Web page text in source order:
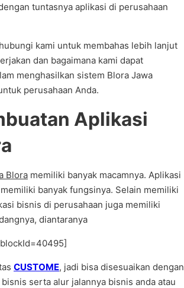
tuntasnya aplikasi di perusahaan
kami untuk membahas lebih lanjut
dan bagaimana kami dapat
menghasilkan sistem Blora Jawa
perusahaan Anda.
Aplikasi
Blora memiliki banyak macamnya. Aplikasi
banyak fungsinya. Selain memiliki
bisnis di perusahaan juga memiliki
diantaranya
CUSTOME, jadi bisa disesuaikan dengan
serta alur jalannya bisnis anda atau